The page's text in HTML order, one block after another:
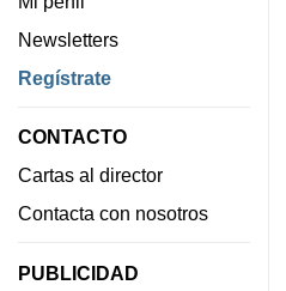
Newsletters
Regístrate
CONTACTO
Cartas al director
Contacta con nosotros
PUBLICIDAD